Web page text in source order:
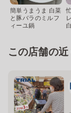
簡単うまうま 白菜
と豚バラのミルフ
ィーユ鍋
この店舗の